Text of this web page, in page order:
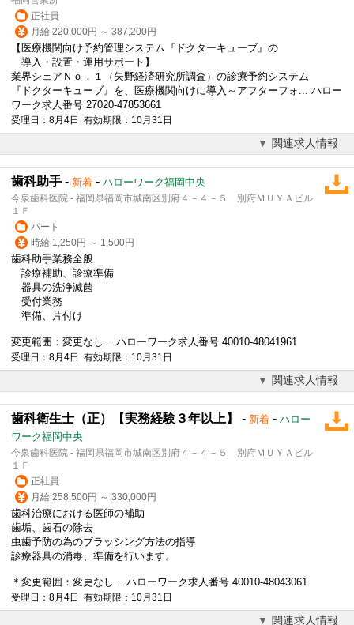
正社員
月給 220,000円 ～ 387,200円
【医療機関向け予約管理システム『ドクターキューブ』の
導入・設置・運用サポート】
業界シェアＮｏ．１（矢野経済研究所調査）の診療予約システム
『ドクターキューブ』を、医療機関向けに導入～アフターフォ... ハロー
ワーク求人番号 27020-47853661
受理日：8月4日 有効期限：10月31日
関連求人情報
歯科助手 - 新着 - ハローワーク福岡中央
今泉歯科医院 - 福岡県福岡市城南区別府４－４－５ 別府ＭＵＹＡビル
１Ｆ
パート
時給 1,250円 ～ 1,500円
歯科助手業務全般
診療補助、診療準備
器具の洗浄滅菌
受付業務
準備、片付け
変更範囲：変更なし... ハローワーク求人番号 40010-48041961
受理日：8月4日 有効期限：10月31日
関連求人情報
歯科衛生士（正）【実務経験３年以上】 - 新着 - ハロー
ワーク福岡中央
今泉歯科医院 - 福岡県福岡市城南区別府４－４－５ 別府ＭＵＹＡビル
１Ｆ
正社員
月給 258,500円 ～ 330,000円
歯科治療における医師の補助
歯垢、歯石の除去
虫歯予防の為のブラッシング方法の指導
診療器具の消毒、準備を行います。
＊変更範囲：変更なし... ハローワーク求人番号 40010-48043061
受理日：8月4日 有効期限：10月31日
関連求人情報